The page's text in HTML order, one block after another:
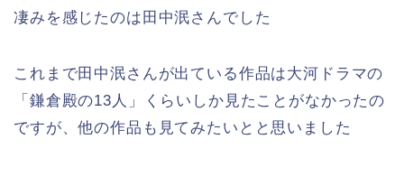
凄みを感じたのは田中泯さんでした
これまで田中泯さんが出ている作品は大河ドラマの
「鎌倉殿の13人」くらいしか見たことがなかったの
ですが、他の作品も見てみたいとと思いました